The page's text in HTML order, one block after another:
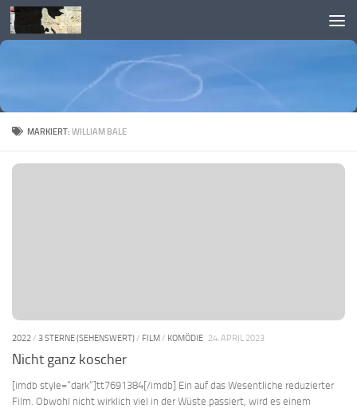
Skip to content
MARKIERT:WILLIAM BALE
2022/ 3 STERNE (SEHENSWERT)/ FILM/ KOMÖDIE 24. APRIL 2023
Nicht ganz koscher
[imdb style=“dark“]tt7691384[/imdb] Ein auf das Wesentliche reduzierter
Film. Obwohl nicht wirklich viel in der Wüste passiert, wird es einem